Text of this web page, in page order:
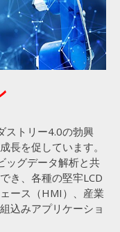
ストリー4.0の勃興
長を促しています。
ッグデータ解析と共
き、各種の堅牢LCD
ース（HMI）、産業
込みアプリケーショ